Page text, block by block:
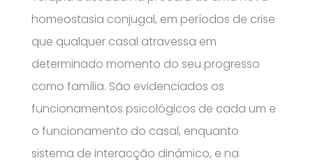
homeostasia conjugal, em períodos de crise
que qualquer casal atravessa em
determinado momento do seu progresso
como família. São evidenciados os
funcionamentos psicológicos de cada um e
o funcionamento do casal, enquanto
sistema de interacção dinâmico, e na